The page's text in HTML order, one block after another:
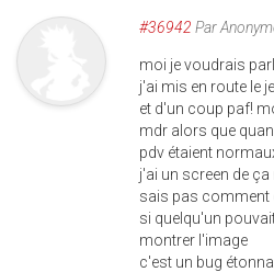
#36942 Par
moi je voudrais
j'ai mis en route le
et d'un coup paf!
mdr alors que
pdv étaient
j'ai un screen de
sais pas comment
si quelqu'un
montrer l'image
c'est un bug